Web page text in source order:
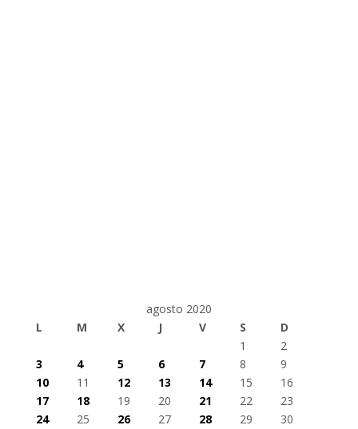
agosto 2020
L
M X J V S
D
1
2
3
4 5 6 7 8
9
10
11 12 13 14 15
16
17
18 19 20 21 22
23
24
25 26 27 28 29
30